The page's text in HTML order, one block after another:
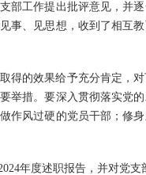
部工作提出批评意见，并
事、见思想，收到了相互
得的效果给予充分肯定，
举措。要深入贯彻落实党
作风过硬的党员干部；修
年度述职报告，并对党支